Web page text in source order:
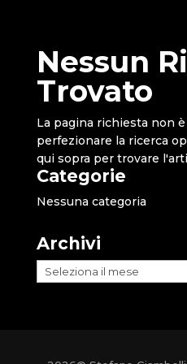
Nessun
Trovato
La pagina richiesta non
perfezionare la ricerca
qui sopra per trovare
Categorie
Nessuna categoria
Archivi
Archivi